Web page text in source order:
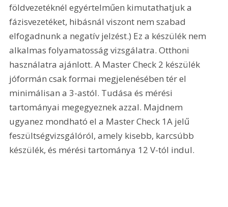
földvezetéknél egyértelműen kimutathatjuk a
fázisvezetéket, hibásnál viszont nem szabad
elfogadnunk a negatív jelzést.) Ez a készülék nem
alkalmas folyamatosság vizsgálatra. Otthoni
használatra ajánlott. A Master Check 2 készülék
jóformán csak formai megjelenésében tér el
minimálisan a 3-astól. Tudása és mérési
tartományai megegyeznek azzal. Majdnem
ugyanez mondható el a Master Check 1A jelű
feszültségvizsgálóról, amely kisebb, karcsúbb
készülék, és mérési tartománya 12 V-tól indul.